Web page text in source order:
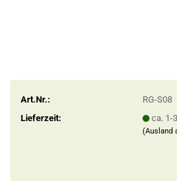
Art.Nr.:
RG-S08
Lieferzeit:
ca. 1-
(Ausland